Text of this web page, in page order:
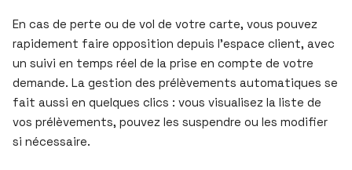
En cas de perte ou de vol de votre carte, vous pouvez
rapidement faire opposition depuis l’espace client, avec
un suivi en temps réel de la prise en compte de votre
demande. La gestion des prélèvements automatiques se
fait aussi en quelques clics : vous visualisez la liste de
vos prélèvements, pouvez les suspendre ou les modifier
si nécessaire.